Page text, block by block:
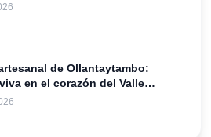
de Ollantaytambo:
en el corazón del Valle